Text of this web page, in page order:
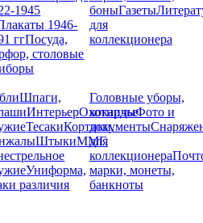
1945
1946-
ггПосуда,
столовые
боныГазеты
для
коллекционера
Шпаги,
ИнтерьерОхотничье
ТесакиКортики,
ШтыкиММГ,
Униформа,
различия
Головные уборы,
кокардыФото и
документы
для
коллекционера
марки, монеты,
банкноты